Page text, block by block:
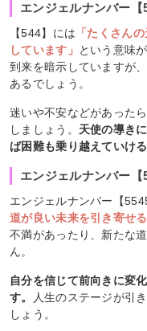
エンジェルナンバー【
【544】には 「たくさん
しています」 という意味
到来を暗示していますが
あるでしょう。
迷いや不安などがあった
しましょう。 天使の導き
ば困難も乗り越えていける
エンジェルナンバー【
エンジェルナンバー【
道が良い未来を引き寄せる
不満があったり、新たな
ん。
自分を信じて前向きに変
す。
人生のステージが引
しょう。